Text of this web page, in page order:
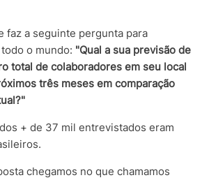
faz a seguinte pergunta para
o mundo: "Qual a sua previsão de
total de colaboradores em seu local
três meses em comparação
+ de 37 mil entrevistados eram
chegamos no que chamamos